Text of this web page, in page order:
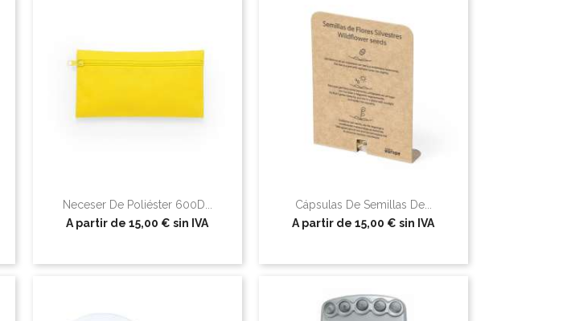
Neceser De Poliéster 600D...
A partir de 15,00 € sin IVA
Cápsulas De Semillas De...
A partir de15,00 €sin IVA